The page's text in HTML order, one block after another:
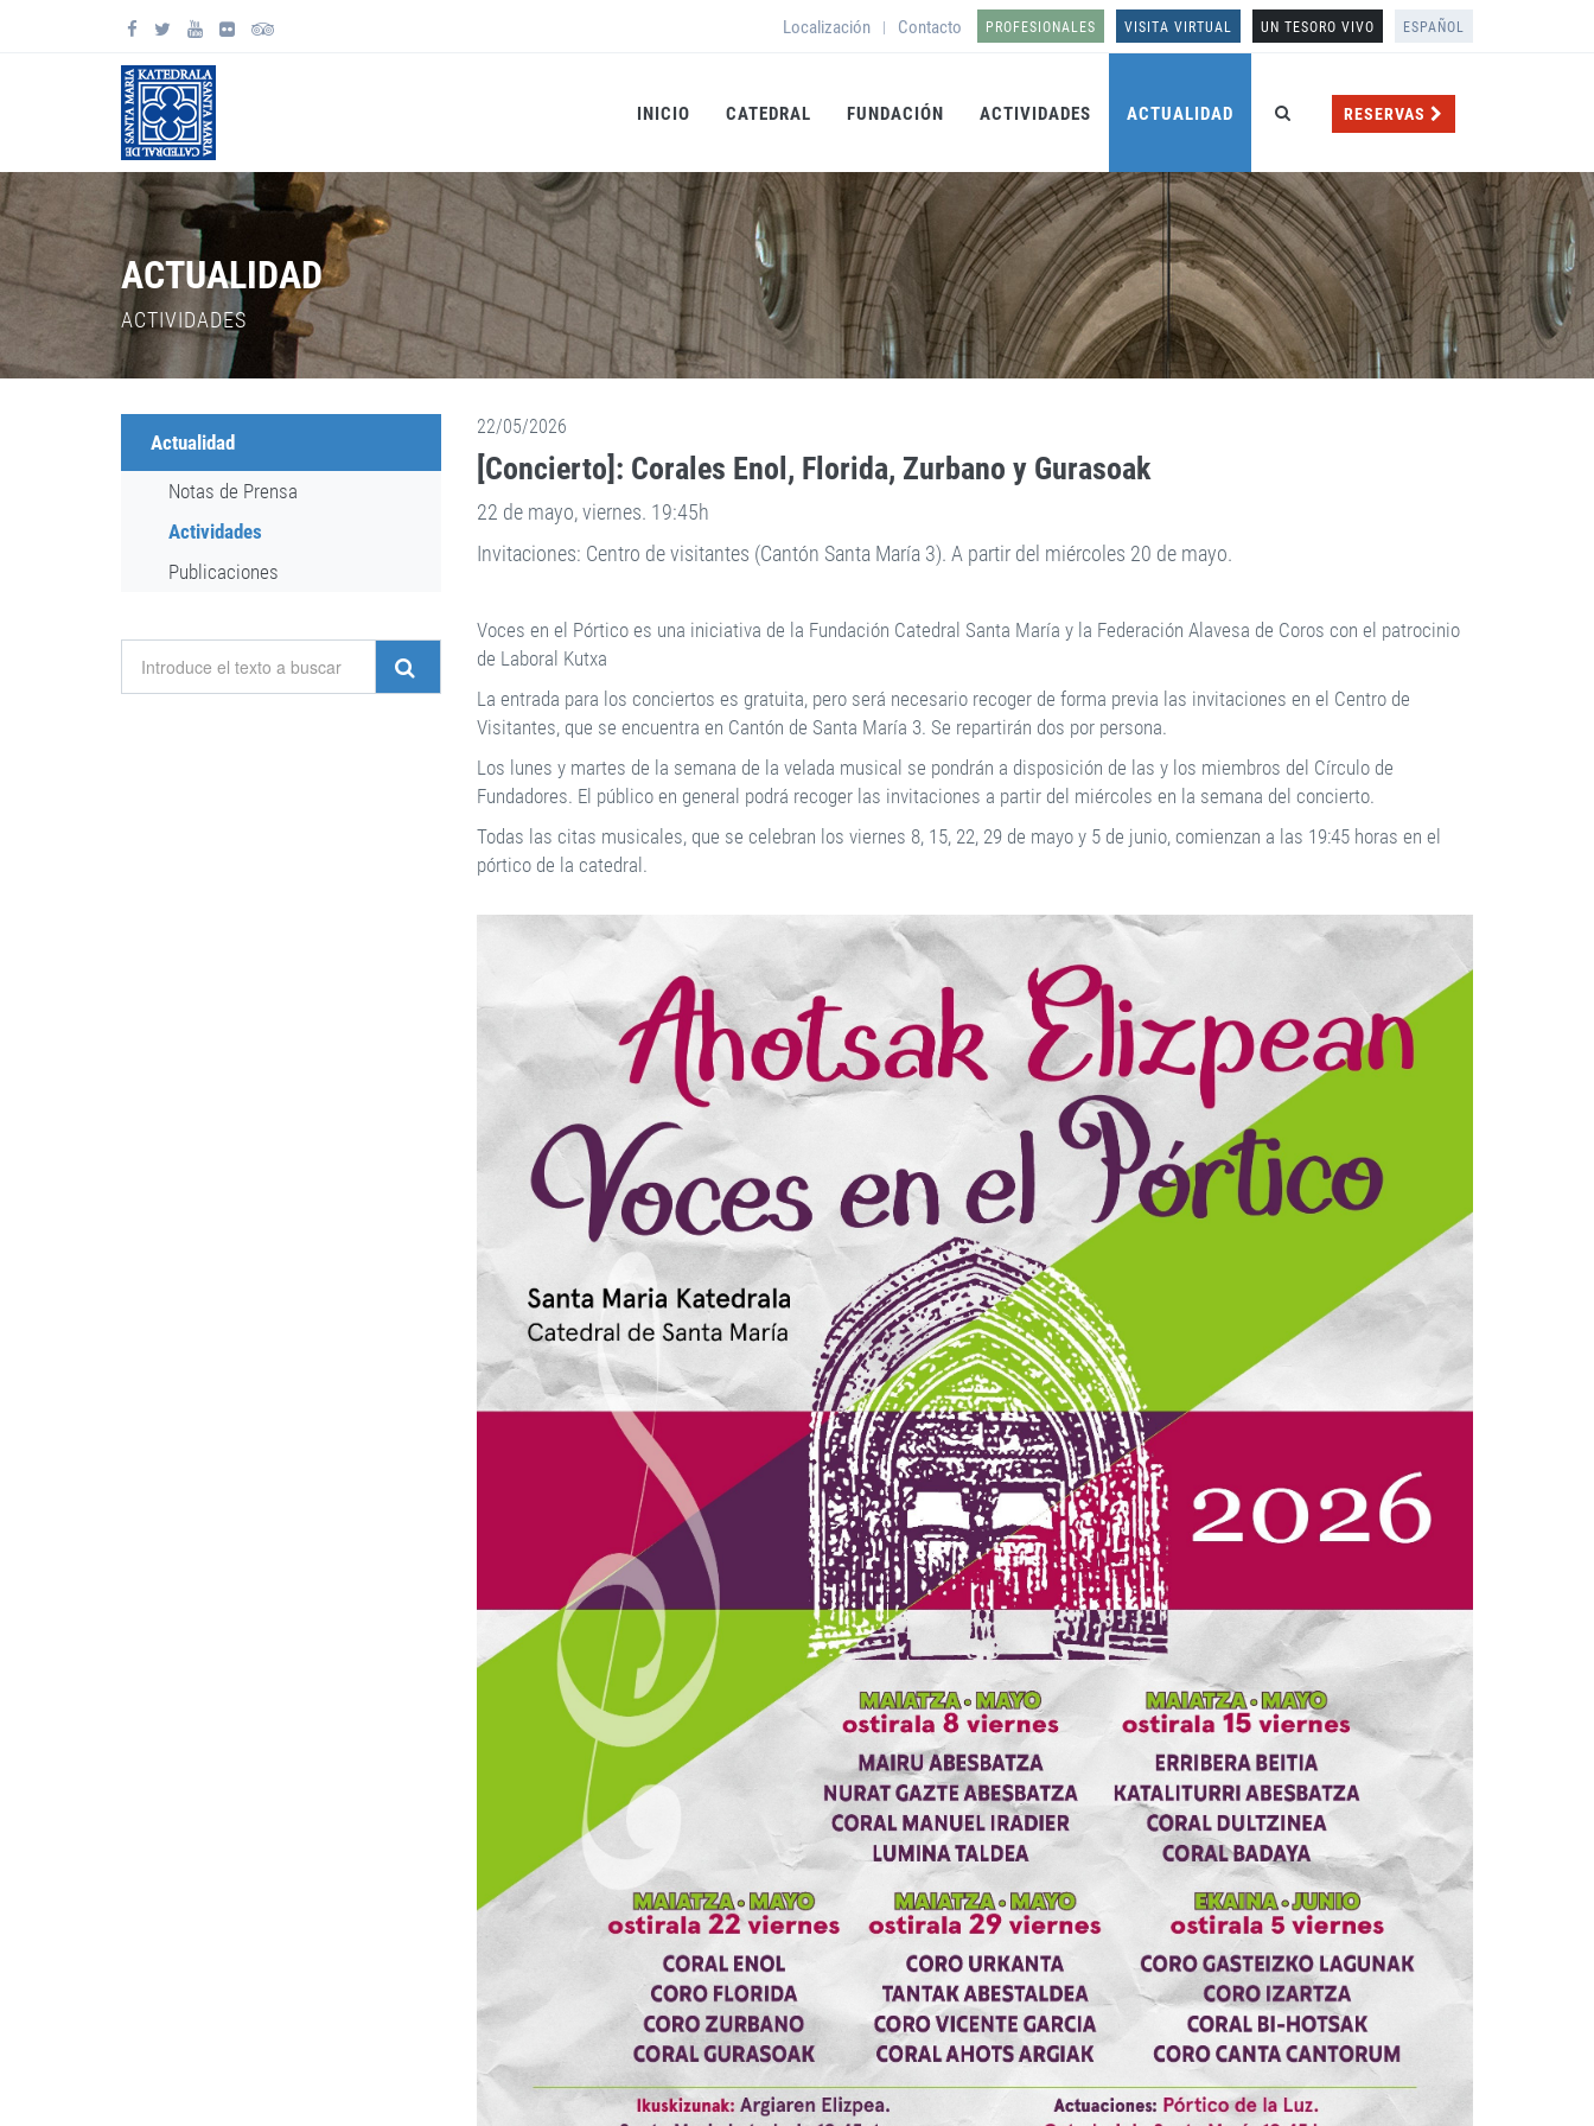
Localización | Contacto PROFESIONALES VISITA VIRTUAL UN TESORO VIVO ESPAÑOL
INICIO CATEDRAL FUNDACIÓN ACTIVIDADES ACTUALIDAD RESERVAS
ACTUALIDAD
ACTIVIDADES
Actualidad
Notas de Prensa
Actividades
Publicaciones
22/05/2026
[Concierto]: Corales Enol, Florida, Zurbano y Gurasoak
22 de mayo, viernes. 19:45h
Invitaciones: Centro de visitantes (Cantón Santa María 3). A partir del miércoles 20 de mayo.
Voces en el Pórtico es una iniciativa de la Fundación Catedral Santa María y la Federación Alavesa de Coros con el patrocinio
de Laboral Kutxa
La entrada para los conciertos es gratuita, pero será necesario recoger de forma previa las invitaciones en el Centro de
Visitantes, que se encuentra en Cantón de Santa María 3. Se repartirán dos por persona.
Los lunes y martes de la semana de la velada musical se pondrán a disposición de las y los miembros del Círculo de
Fundadores. El público en general podrá recoger las invitaciones a partir del miércoles en la semana del concierto.
Todas las citas musicales, que se celebran los viernes 8, 15, 22, 29 de mayo y 5 de junio, comienzan a las 19:45 horas en el
pórtico de la catedral.